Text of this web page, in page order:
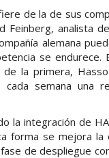
de la de sus
Feinberg, analista
alemana
se endurece.
de la primera,
semana una
la integración de
forma se mejora
de despliegue